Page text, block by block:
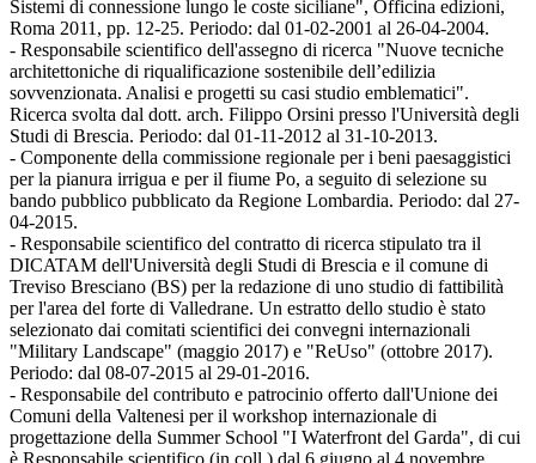
Sistemi di connessione lungo le coste siciliane", Officina edizioni,
Roma 2011, pp. 12-25. Periodo: dal 01-02-2001 al 26-04-2004.
- Responsabile scientifico dell'assegno di ricerca "Nuove tecniche
architettoniche di riqualificazione sostenibile dell’edilizia
sovvenzionata. Analisi e progetti su casi studio emblematici".
Ricerca svolta dal dott. arch. Filippo Orsini presso l'Università degli
Studi di Brescia. Periodo: dal 01-11-2012 al 31-10-2013.
- Componente della commissione regionale per i beni paesaggistici
per la pianura irrigua e per il fiume Po, a seguito di selezione su
bando pubblico pubblicato da Regione Lombardia. Periodo: dal 27-
04-2015.
- Responsabile scientifico del contratto di ricerca stipulato tra il
DICATAM dell'Università degli Studi di Brescia e il comune di
Treviso Bresciano (BS) per la redazione di uno studio di fattibilità
per l'area del forte di Valledrane. Un estratto dello studio è stato
selezionato dai comitati scientifici dei convegni internazionali
"Military Landscape" (maggio 2017) e "ReUso" (ottobre 2017).
Periodo: dal 08-07-2015 al 29-01-2016.
- Responsabile del contributo e patrocinio offerto dall'Unione dei
Comuni della Valtenesi per il workshop internazionale di
progettazione della Summer School "I Waterfront del Garda", di cui
è Responsabile scientifico (in coll.) dal 6 giugno al 4 novembre